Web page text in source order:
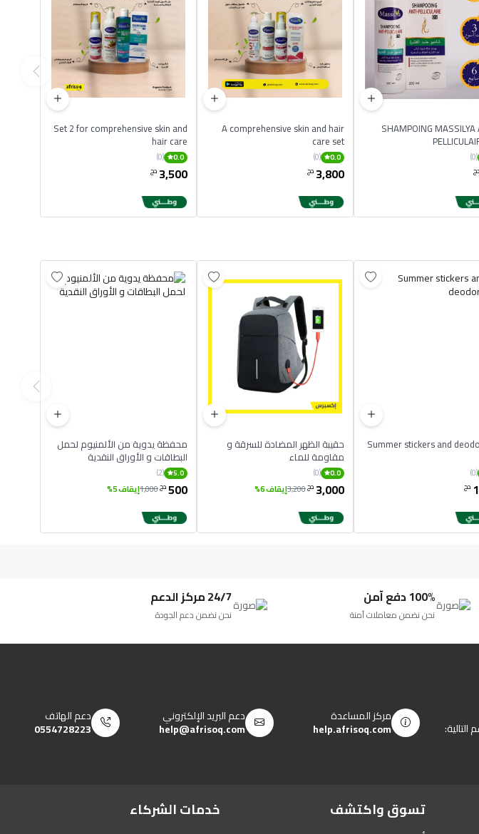
Set 2 for comprehensive skin and
hair care
0.0
(0)
3,500 دج
A comprehensive skin and hair
care set
0.0
(0)
3,800 دج
SHAMPOING
(0)
دج
محفظة يدوية من الألمنيوم لحمل
البطاقات و الأوراق النقدية
5.0
(2)
500دج1,000إيقاف 5%
حقيبة الظهر المضادة للسرقة و
مقاومة للماء
0.0
(0)
3,000 دج3,200إيقاف 6%
Summer stickers and
(0)
دج
100% دفع آمن
نحن نضمن معاملات آمنة
24/7 مركز الدعم
نحن نضمن دعم الجودة
مركز المساعدة
help.afrisoq.com
دعم البريد الإلكتروني
help@afrisoq.com
دعم الهاتف
0554728223
تسوق واكتشف خدمات الشركاء